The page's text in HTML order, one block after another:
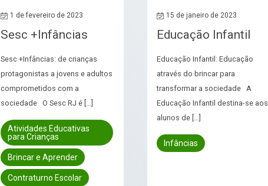
1 de fevereiro de 2023
Sesc +Infâncias
Sesc +Infâncias: de crianças
protagonistas a jovens e adultos
comprometidos com a
sociedade O Sesc RJ é […]
Atividades Educativas
para Crianças
Brincar e Aprender
Contraturno Escolar
15 de janeiro de 2023
Educação Infantil
Educação Infantil: Educação
através do brincar para
transformar a sociedade A
Educação Infantil destina-se aos
alunos de […]
Infâncias